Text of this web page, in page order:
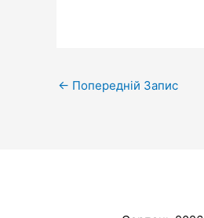
← Попередній Запис